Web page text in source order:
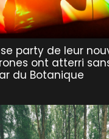
party de leur
ont atterri
du Botanique